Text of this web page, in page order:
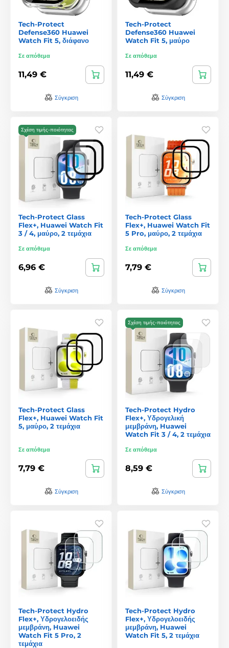
Tech-Protect
Defense360 Huawei
Watch Fit 5, διάφανο
Σε απόθεμα
11,49 €
Σύγκριση
Tech-Protect
Defense360 Huawei
Watch Fit 5, μαύρο
Σε απόθεμα
11,49 €
Σύγκριση
Σχέση τιμής-ποιότητας
Tech-Protect Glass
Flex+, Huawei Watch Fit
3 / 4, μαύρο, 2 τεμάχια
Σε απόθεμα
6,96 €
Σύγκριση
Tech-Protect Glass
Flex+, Huawei Watch Fit
5 Pro, μαύρο, 2 τεμάχια
Σε απόθεμα
7,79 €
Σύγκριση
Tech-Protect Glass
Flex+, Huawei Watch Fit
5, μαύρο, 2 τεμάχια
Σε απόθεμα
7,79 €
Σύγκριση
Σχέση τιμής-ποιότητας
Tech-Protect Hydro
Flex+, Υδρογελική
μεμβράνη, Huawei
Watch Fit 3 / 4, 2 τεμάχια
Σε απόθεμα
8,59 €
Σύγκριση
Tech-Protect Hydro
Flex+, Υδρογελοειδής
μεμβράνη, Huawei
Watch Fit 5 Pro, 2
τεμάχια
Tech-Protect Hydro
Flex+, Υδρογελοειδής
μεμβράνη, Huawei
Watch Fit 5, 2 τεμάχια